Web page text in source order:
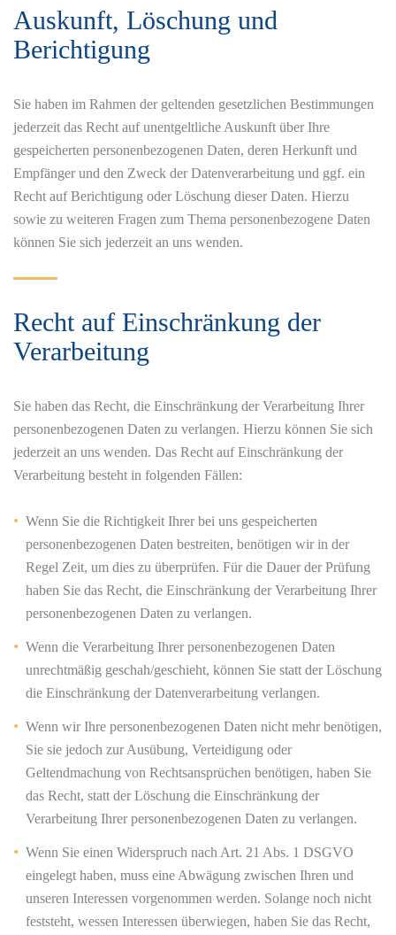
Auskunft, Löschung und
Berichtigung
Sie haben im Rahmen der geltenden gesetzlichen Bestimmungen
jederzeit das Recht auf unentgeltliche Auskunft über Ihre
gespeicherten personenbezogenen Daten, deren Herkunft und
Empfänger und den Zweck der Datenverarbeitung und ggf. ein
Recht auf Berichtigung oder Löschung dieser Daten. Hierzu
sowie zu weiteren Fragen zum Thema personenbezogene Daten
können Sie sich jederzeit an uns wenden.
Recht auf Einschränkung der
Verarbeitung
Sie haben das Recht, die Einschränkung der Verarbeitung Ihrer
personenbezogenen Daten zu verlangen. Hierzu können Sie sich
jederzeit an uns wenden. Das Recht auf Einschränkung der
Verarbeitung besteht in folgenden Fällen:
Wenn Sie die Richtigkeit Ihrer bei uns gespeicherten
personenbezogenen Daten bestreiten, benötigen wir in der
Regel Zeit, um dies zu überprüfen. Für die Dauer der Prüfung
haben Sie das Recht, die Einschränkung der Verarbeitung Ihrer
personenbezogenen Daten zu verlangen.
Wenn die Verarbeitung Ihrer personenbezogenen Daten
unrechtmäßig geschah/geschieht, können Sie statt der Löschung
die Einschränkung der Datenverarbeitung verlangen.
Wenn wir Ihre personenbezogenen Daten nicht mehr benötigen,
Sie sie jedoch zur Ausübung, Verteidigung oder
Geltendmachung von Rechtsansprüchen benötigen, haben Sie
das Recht, statt der Löschung die Einschränkung der
Verarbeitung Ihrer personenbezogenen Daten zu verlangen.
Wenn Sie einen Widerspruch nach Art. 21 Abs. 1 DSGVO
eingelegt haben, muss eine Abwägung zwischen Ihren und
unseren Interessen vorgenommen werden. Solange noch nicht
feststeht, wessen Interessen überwiegen, haben Sie das Recht,